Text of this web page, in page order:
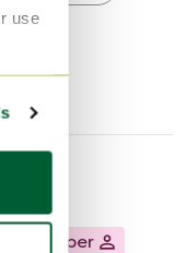
use
verkoper